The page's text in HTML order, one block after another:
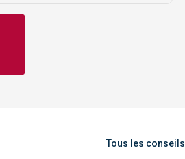
Tous les conseils